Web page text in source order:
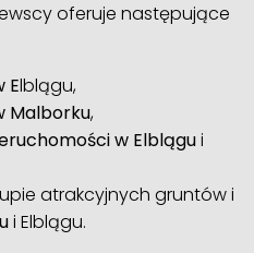
oferuje następujące
Elblągu,
Malborku,
w Elblągui
atrakcyjnych gruntów i
i Elblągu.